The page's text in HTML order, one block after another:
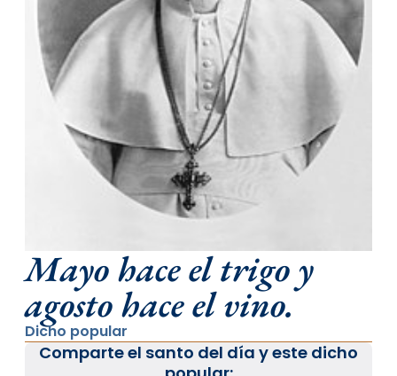
Mayo hace el trigo y
agosto hace el vino.
Dicho popular
Comparte el santo del día y este dicho